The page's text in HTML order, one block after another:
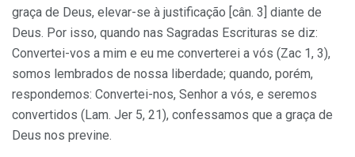
graça de Deus, elevar-se à justificação [cân. 3] diante de
Deus. Por isso, quando nas Sagradas Escrituras se diz:
Convertei-vos a mim e eu me converterei a vós (Zac 1, 3),
somos lembrados de nossa liberdade; quando, porém,
respondemos: Convertei-nos, Senhor a vós, e seremos
convertidos (Lam. Jer 5, 21), confessamos que a graça de
Deus nos previne.